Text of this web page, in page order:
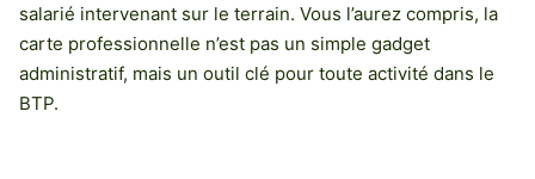
salarié intervenant sur le terrain. Vous l’aurez compris, la
carte professionnelle n’est pas un simple gadget
administratif, mais un outil clé pour toute activité dans le
BTP.